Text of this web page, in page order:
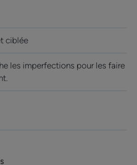
ciblée
les imperfections pour les faire